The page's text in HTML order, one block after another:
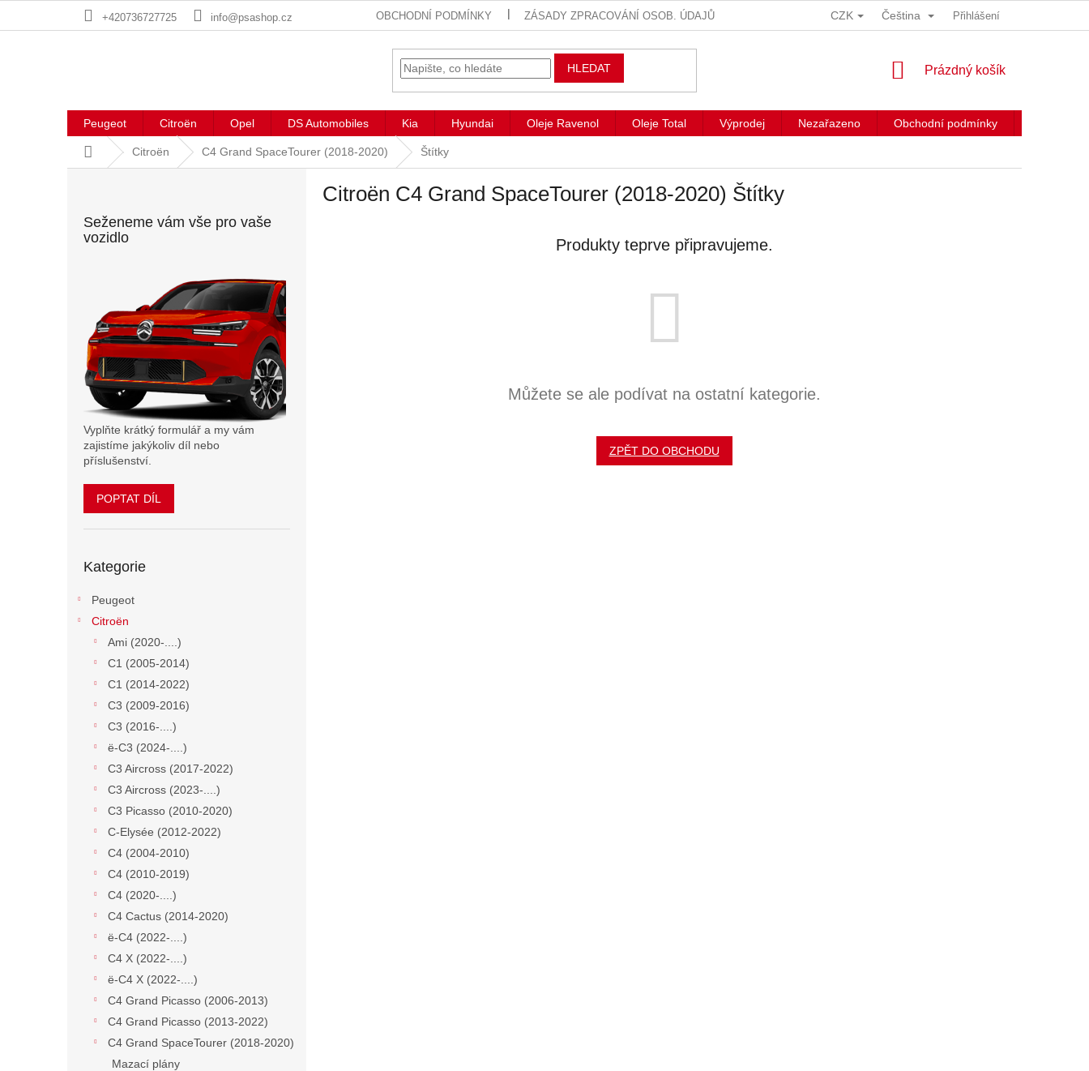
+420736727725 info@psashop.cz OBCHODNÍ PODMÍNKY ZÁSADY ZPRACOVÁNÍ OSOB. ÚDAJŮ CZK Čeština Přihlášení
HLEDAT
NÁKUPNÍ
Prázdný košík
Peugeot Citroën Opel DS Automobiles Kia Hyundai Oleje Ravenol Oleje Total Výprodej Nezařazeno Obchodní podmínky
Domů Citroën C4 Grand SpaceTourer (2018-2020) Štítky
Seženeme vám vše pro vaše
vozidlo
Vyplňte krátký formulář a my vám
zajistíme jakýkoliv díl nebo
příslušenství.
POPTAT DÍL
kategorie
Kategorie
Peugeot
Citroën
Ami (2020-....)
C1 (2005-2014)
C1 (2014-2022)
C3 (2009-2016)
C3 (2016-....)
ë-C3 (2024-....)
C3 Aircross (2017-2022)
C3 Aircross (2023-....)
C3 Picasso (2010-2020)
C-Elysée (2012-2022)
C4 (2004-2010)
C4 (2010-2019)
C4 (2020-....)
C4 Cactus (2014-2020)
ë-C4 (2022-....)
C4 X (2022-....)
ë-C4 X (2022-....)
C4 Grand Picasso (2006-2013)
C4 Grand Picasso (2013-2022)
C4 Grand SpaceTourer (2018-2020)
Mazací plány
Citroën C4 Grand SpaceTourer (2018-2020) Štítky
Produkty teprve připravujeme.
Můžete se ale podívat na ostatní kategorie.
ZPĚT DO OBCHODU